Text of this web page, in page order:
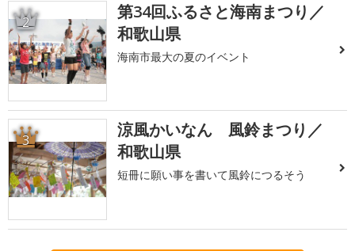
2
第34回ふるさと海南まつり／
和歌山県
海南市最大の夏のイベント
3
涼風かいなん 風鈴まつり／
和歌山県
短冊に願い事を書いて風鈴につるそう